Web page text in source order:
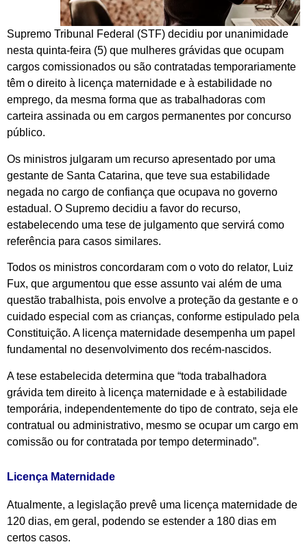
Supremo Tribunal Federal (STF) decidiu por unanimidade
nesta quinta-feira (5) que mulheres grávidas que ocupam
cargos comissionados ou são contratadas temporariamente
têm o direito à licença maternidade e à estabilidade no
emprego, da mesma forma que as trabalhadoras com
carteira assinada ou em cargos permanentes por concurso
público.
Os ministros julgaram um recurso apresentado por uma
gestante de Santa Catarina, que teve sua estabilidade
negada no cargo de confiança que ocupava no governo
estadual. O Supremo decidiu a favor do recurso,
estabelecendo uma tese de julgamento que servirá como
referência para casos similares.
Todos os ministros concordaram com o voto do relator, Luiz
Fux, que argumentou que esse assunto vai além de uma
questão trabalhista, pois envolve a proteção da gestante e o
cuidado especial com as crianças, conforme estipulado pela
Constituição. A licença maternidade desempenha um papel
fundamental no desenvolvimento dos recém-nascidos.
A tese estabelecida determina que “toda trabalhadora
grávida tem direito à licença maternidade e à estabilidade
temporária, independentemente do tipo de contrato, seja ele
contratual ou administrativo, mesmo se ocupar um cargo em
comissão ou for contratada por tempo determinado”.
Licença Maternidade
Atualmente, a legislação prevê uma licença maternidade de
120 dias, em geral, podendo se estender a 180 dias em
certos casos.